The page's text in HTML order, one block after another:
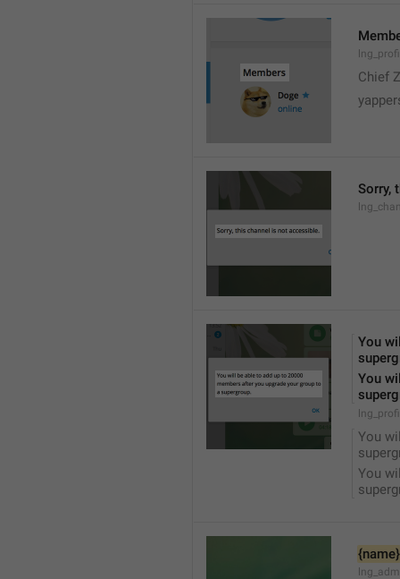
Chief
Sorry,
You
You
You
You
{name}